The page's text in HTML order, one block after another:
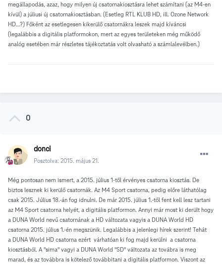
megállapodás, azaz, hogy milyen új csatornakiosztásra lehet számítani (az M4-en
kívül) a júliusi új csatornakiosztásban. (Esetleg RTL KLUB HD, ill. Ozone Network
HD...?) Főként az esetlegesen kikerülő csatornákra leszek majd kíváncsi
(legalábbis a digitális platformokon, mert az egyes területeken még működő
analóg esetében már részletes tájékoztatás volt olvasható a számlalevélben.)
0
donci
Posztolva: 2015. május 21.
Még pontosan nem ismert, a 2015. július 1-től érvényes csatorna kiosztás. De
biztos lesznek ki kerülő csatornák. Az M4 Sport csatorna, pedig előre láthatólag
csak 2015. Július 18.-án fog idnulni. De már 2015. július 1.-től fent kell lesz tartani
az M4 Sport csatorna helyét, a digitális platformon. Annyi már most ki derült hogy
a DUNA World nevű csatornának a HD változata vagyis a DUNA World HD
csatorna 2015. július 1.-én megszünik. Legalábbis a jelenlegi hírek szerint! Tehát
a DUNA World HD csatorna ezért várhatóan ki fog majd kerülni a csatorna
kiosztásból. A "sima" vagyi a DUNA World "SD" változata az továbra is meg
marad, és az továbbra is kötelező továbbitani a digitális platformon. Viszont az